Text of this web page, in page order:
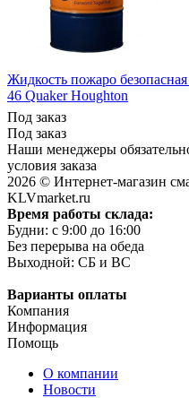
Жидкость пожаро
46 Quaker Houghton
Под заказ
Под заказ
Наши менеджеры
условия заказа
2026 © Интернет-магазин
KLVmarket.ru
Время работы склада:
Будни: c 9:00 до 16:00
Без перерыва на обеда
Выходной: СБ и ВС
Варианты оплаты
Компания
Информация
Помощь
О компании
Новости